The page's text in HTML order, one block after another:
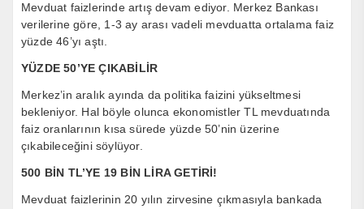
Mevduat faizlerinde artış devam ediyor. Merkez Bankası
verilerine göre, 1-3 ay arası vadeli mevduatta ortalama faiz
yüzde 46’yı aştı.
YÜZDE 50’YE ÇIKABİLİR
Merkez’in aralık ayında da politika faizini yükseltmesi
bekleniyor. Hal böyle olunca ekonomistler TL mevduatında
faiz oranlarının kısa sürede yüzde 50’nin üzerine
çıkabileceğini söylüyor.
500 BİN TL’YE 19 BİN LİRA GETİRİ!
Mevduat faizlerinin 20 yılın zirvesine çıkmasıyla bankada